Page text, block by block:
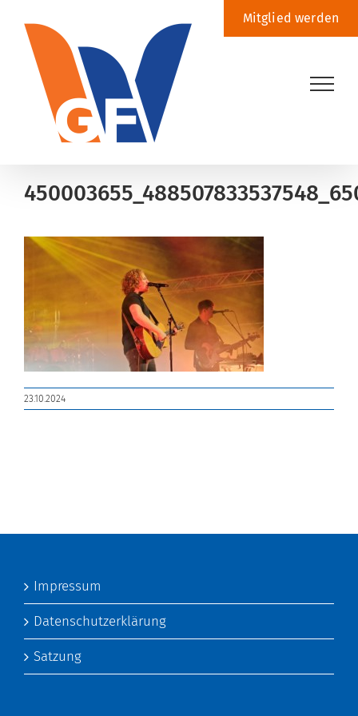
Inhalt
springen
Mitglied werden
23.10.2024
Impressum
Datenschutzerklärung
Satzung